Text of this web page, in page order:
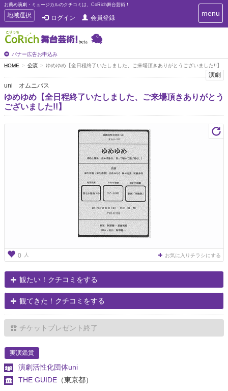
お薦め演劇・ミュージカルのクチコミは、CoRich舞台芸術！
T
o
g
g
e
n
a
v
g
a
地域選択 ログイン 会員登録
バナー広告お申込み
T
o
e
v
g
a
menu
HOME 公演 ゆめゆめ【全日程終了いたしました、ご来場頂きありがとうございました!!】
演劇
uni オムニバス
ゆめゆめ【全日程終了いたしました、ご来場頂きありがとう
ございました!!】
0 人 お気に入りチラシにする
観たい！クチコミをする
観てきた！クチコミをする
チケットプレゼント終了
実演鑑賞
演劇活性化団体uni
THE GUIDE （東京都）